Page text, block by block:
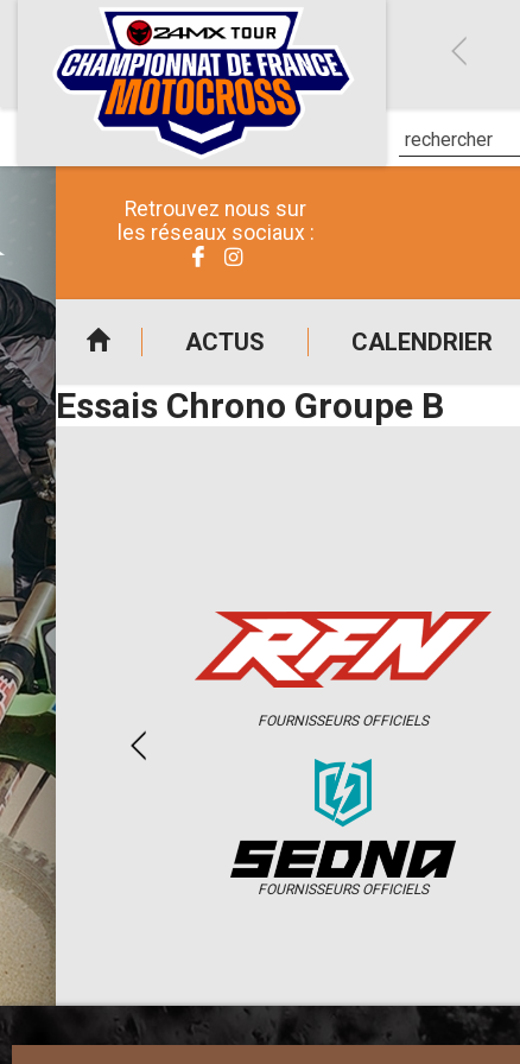
Retrouvez nous sur
les réseaux sociaux :
ACTUS CALENDRIER
Essais Chrono Groupe B
FOURNISSEURS OFFICIELS
FOURNISSEURS OFFICIELS